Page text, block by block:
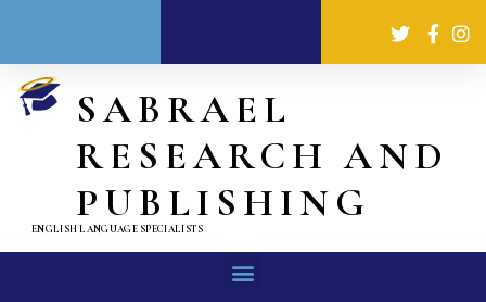
SABRAEL
RESEARCH AND
PUBLISHING
ENGLISH LANGUAGE SPECIALISTS